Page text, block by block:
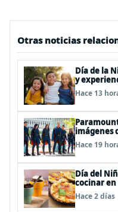
Otras noticias
Día de la
y
Hace 13
imágenes
Hace 19
Día del
cocinar
Hace 2 días